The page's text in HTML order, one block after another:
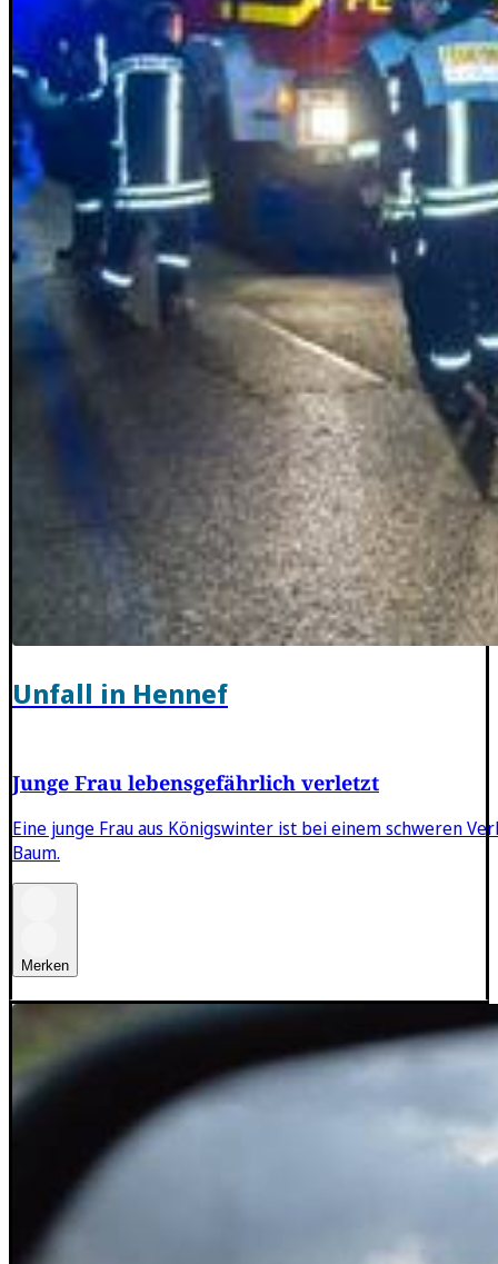
Unfall in Hennef
Junge Frau lebensgefährlich verletzt
Eine junge Frau aus Königswinter ist bei einem schweren
Baum.
Merken